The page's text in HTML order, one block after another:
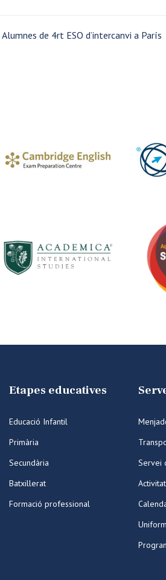
Alumnes de 4rt ESO d’intercanvi a París
Etapes educatives
Educació Infantil
Primària
Secundària
Batxillerat
Formació professional
Servei